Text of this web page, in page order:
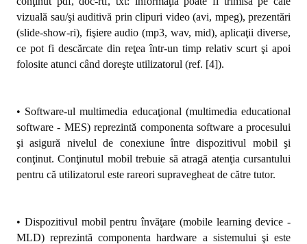
vizuală sau/şi auditivă prin clipuri video (avi, mpeg), prezentări
(slide-show-ri), fişiere audio (mp3, wav, mid), aplicaţii diverse,
ce pot fi descărcate din reţea într-un timp relativ scurt şi apoi
folosite atunci când doreşte utilizatorul (ref. [4]).
• Software-ul multimedia educaţional (multimedia educational
software - MES) reprezintă componenta software a procesului
şi asigură nivelul de conexiune între dispozitivul mobil şi
conţinut. Conţinutul mobil trebuie să atragă atenţia cursantului
pentru că utilizatorul este rareori supravegheat de către tutor.
• Dispozitivul mobil pentru învăţare (mobile learning device -
MLD) reprezintă componenta hardware a sistemului şi este